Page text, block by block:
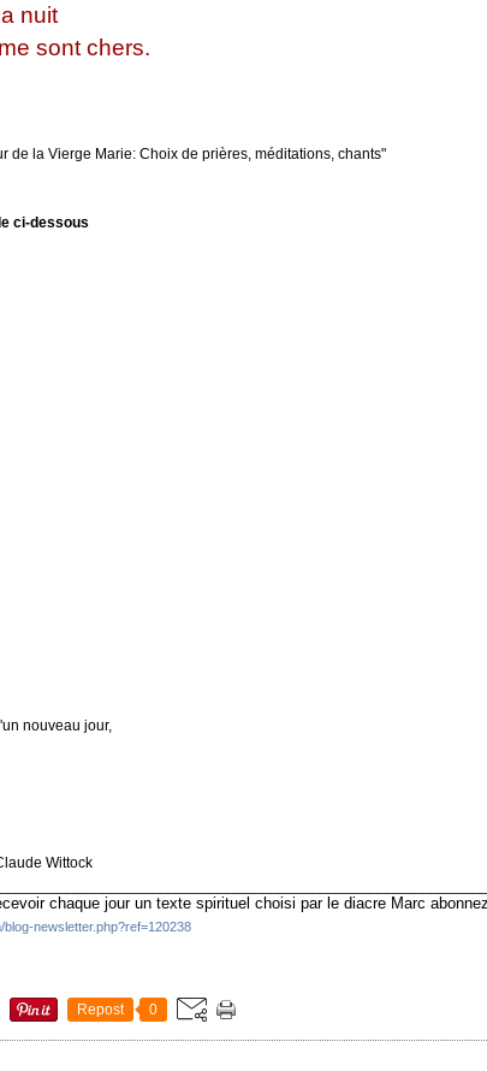
nuit
sont chers.
de la Vierge Marie: Choix de prières, méditations, chants"
ci-dessous
nouveau jour,
Wittock
chaque jour un texte spirituel choisi par le diacre Marc
newsletter.php?ref=120238
Repost 0